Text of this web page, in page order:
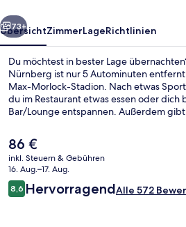
Weiter
73+
ÜbersichtZimmerLageRichtlinien
Du möchtest in bester Lage
Nürnberg ist nur 5 Autominuten
Max-Morlock-Stadion. Nach etwas
du im Restaurant etwas essen oder dich
Bar/Lounge entspannen. Außerdem gibt
hilfsbereite Personal zu berichten.
Der
aktuelle
Preis
beträgt
86 €.
86 €
inkl. Steuern & Gebühren
16. Aug.–17. Aug.
Bewertungen
8,68,6 von 10.
HervorragendAlle 572